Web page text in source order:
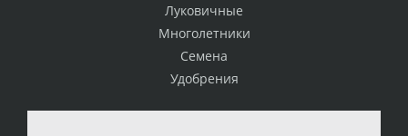
Луковичные
Многолетники
Семена
Удобрения